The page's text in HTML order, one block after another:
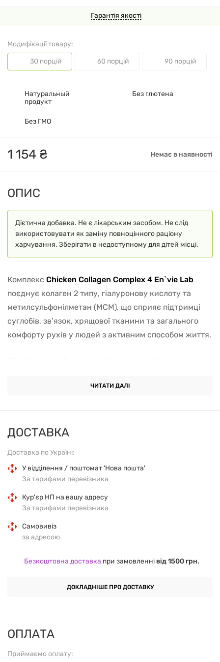
Гарантія якості
Модифікації товару:
30 порцій 60 порцій 90 порцій
1 154 ₴ Немає в наявності
Натуральный
продукт
Без глютена
Без ГМО
ДОСТАВКА
Доставка по Україні:
У відділення / поштомат 'Нова пошта'
За тарифами перевізника
Кур'єр НП на вашу адресу
За тарифами перевізника
Самовивіз
за адресою
Безкоштовна доставка при замовленні від 1500 грн.
ДОКЛАДНІШЕ ПРО ДОСТАВКУ
ОПЛАТА
Приймаємо оплату:
ОПИС
Дієтична добавка. Не є лікарським засобом. Не слід
використовувати як заміну повноцінного раціону
харчування. Зберігати в недоступному для дітей місці.
Комплекс Chicken Collagen Complex 4 En`vie Lab
поєднує колаген 2 типу, гіалуронову кислоту та
метилсульфонілметан (МСМ), що сприяє підтримці
суглобів, зв’язок, хрящової тканини та загального
комфорту рухів у людей з активним способом життя.
сприяє живленню хрящової тканини завдяки
підтримує еластичність та рухливість суглобів;
допомагає підтримувати нормальний стан зв’язок
та сухожиль;
гіалуроновій кислоті;
підтримує відчуття комфорту під час фізичного
навантаження;
допомагає зменшити наслідки інтенсивних
силових, ігрових та циклічних видів спорту, людям,
ЧИТАТИ ДАЛІ